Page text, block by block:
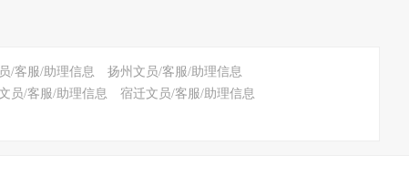
/客服/助理信息
扬州文员/客服/助理信息
员/客服/助理信息
宿迁文员/客服/助理信息